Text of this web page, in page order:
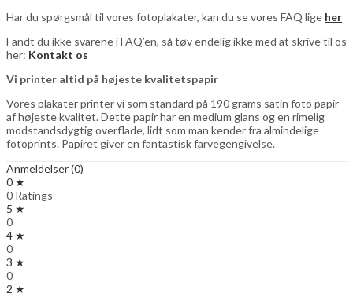
Har du spørgsmål til vores fotoplakater, kan du se vores FAQ lige her
Fandt du ikke svarene i FAQ’en, så tøv endelig ikke med at skrive til os
her: Kontakt os
Vi printer altid på højeste kvalitetspapir
Vores plakater printer vi som standard på 190 grams satin foto papir
af højeste kvalitet. Dette papir har en medium glans og en rimelig
modstandsdygtig overflade, lidt som man kender fra almindelige
fotoprints. Papiret giver en fantastisk farvegengivelse.
Anmeldelser (0)
0 ★
0 Ratings
5 ★
0
4 ★
0
3 ★
0
2 ★